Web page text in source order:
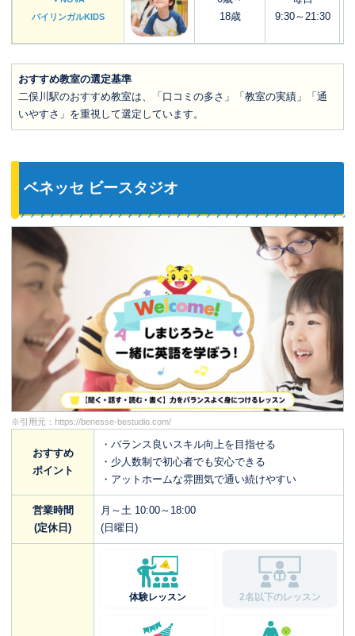
バイリンガルKIDS
18歳
9:30～21:30
おすすめ教室の選定基準
二俣川駅のおすすめ教室は、「口コミの多さ」「教室の実績」「通
いやすさ」を重視して選定しています。
ベネッセ ビースタジオ
※引用元： https://benesse-bestudio.com/
おすすめ
ポイント
・バランス良いスキル向上を目指せる
・少人数制で初心者でも安心できる
・アットホームな雰囲気で通い続けやすい
営業時間
(定休日)
月～土 10:00～18:00
(日曜日)
体験レッスン 2名以下のレッスン